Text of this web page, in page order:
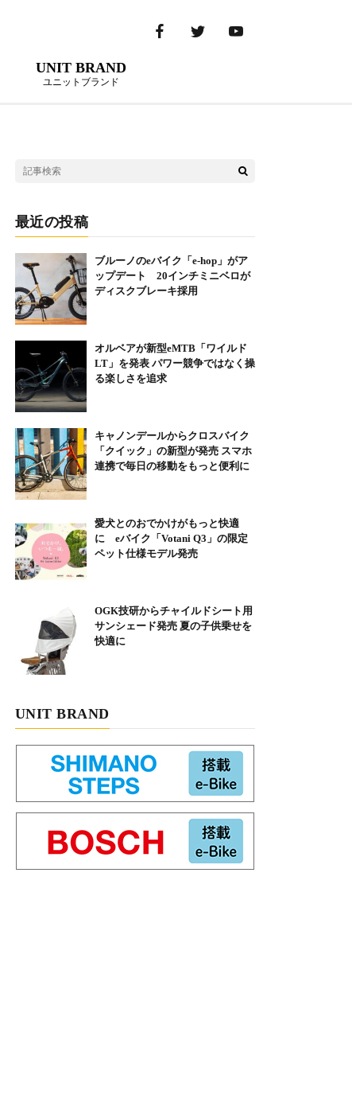
UNIT BRAND
ユニットブランド
最近の投稿
ブルーノのeバイク「e-hop」がア
ップデート 20インチミニベロが
ディスクブレーキ採用
オルベアが新型eMTB「ワイルド
LT」を発表 パワー競争ではなく操
る楽しさを追求
キャノンデールからクロスバイク
「クイック」の新型が発売 スマホ
連携で毎日の移動をもっと便利に
愛犬とのおでかけがもっと快適
に eバイク「Votani Q3」の限定
ペット仕様モデル発売
OGK技研からチャイルドシート用
サンシェード発売 夏の子供乗せを
快適に
UNIT BRAND